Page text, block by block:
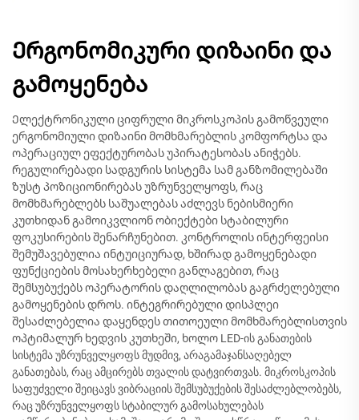
Ერგონომიკური დიზაინი და
გამოყენება
Ელექტრონიკული ციფრული მიკროსკოპის გამოწვეული
ერგონომიული დიზაინი მომხმარებლის კომფორტსა და
ოპერაციულ ეფექტურობას უპირატესობას ანიჭებს.
რეგულირებადი სადგურის სისტემა სამ განზომილებაში
ზუსტ პოზიციონირებას უზრუნველყოფს, რაც
მომხმარებლებს საშუალებას აძლევს ნებისმიერი
კუთხიდან გამოიკვლიონ ობიექტები სტაბილური
ფოკუსირების შენარჩუნებით. კონტროლის ინტერფეისი
შემუშავებულია ინტუიციურად, ხშირად გამოყენებადი
ფუნქციების მოსახერხებელი განლაგებით, რაც
შემსუბუქებს ოპერატორის დაღლილობას გაგრძელებული
გამოყენების დროს. ინტეგრირებული დისპლეი
შესაძლებელია დაყენდეს თითოეული მომხმარებლისთვის
ოპტიმალურ ხედვის კუთხეში, ხოლო LED-ის განათების
სისტემა უზრუნველყოფს მუდმივ, არაგამაჯანსაღებელ
განათებას, რაც ამცირებს თვალის დატვირთვას. მიკროსკოპის
საფუძველი შეიცავს ვიბრაციის შემსუბუქების შესაძლებლობებს,
რაც უზრუნველყოფს სტაბილურ გამოსახულებას